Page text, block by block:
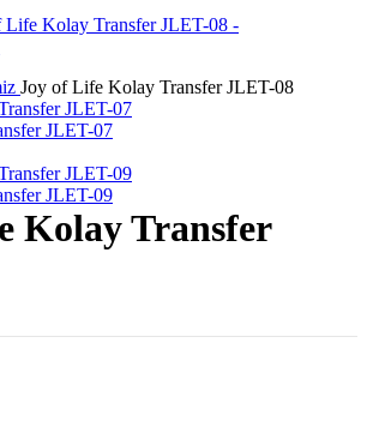
Joy of Life Kolay Transfer JLET-08
JLET-07
JLET-09
Kolay Transfer